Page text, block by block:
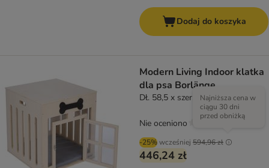
Dodaj do koszyka
Modern Living Indoor klatka
dla psa Borlänge
Dł. 58,5 x szer. 58,5 x wys. 64 cm
-25%wcześniej 594,96 zł
Najniższa cena w
ciągu 30 dni
przed obniżką
446,24 zł
Nie oceniono